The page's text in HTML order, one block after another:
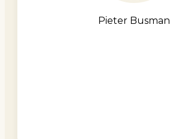
Pieter Busman